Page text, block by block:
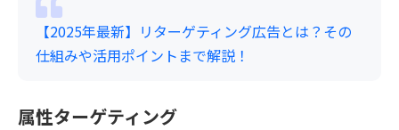
【2025年最新】リターゲティング広告とは？その
仕組みや活用ポイントまで解説！
属性ターゲティング